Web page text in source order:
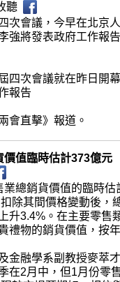
聽
次會議，今早在北京
強將發表政府工作報
四次會議就在昨日開
報告
會直擊》報道。
價值臨時估計373億
總銷貨價值的臨時估
除其間價格變動後，
升3.4%。在主要零售
禮物的銷貨價值，按
金融學系副教授麥萃
在2月中，但1月份零